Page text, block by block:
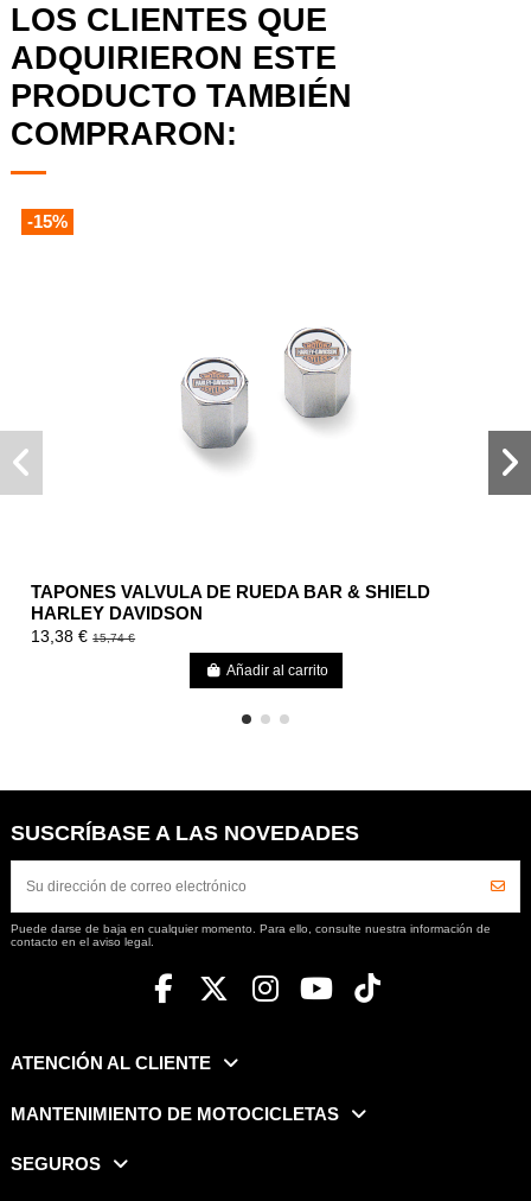
LOS CLIENTES QUE
ADQUIRIERON ESTE
PRODUCTO TAMBIÉN
COMPRARON:
-15%
TAPONES VALVULA DE RUEDA BAR & SHIELD
HARLEY DAVIDSON
13,38 €15,74 €
Añadir al carrito
SUSCRÍBASE A LAS NOVEDADES
Puede darse de baja en cualquier momento. Para ello, consulte nuestra información de
contacto en el aviso legal.
ATENCIÓN AL CLIENTE
MANTENIMIENTO DE MOTOCICLETAS
SEGUROS